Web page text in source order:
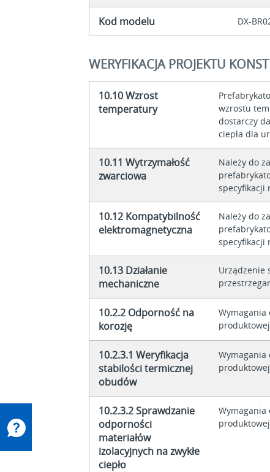
Kod modelu DX-
WERYFIKACJA PROJEKTU
10.10 Wzrost
temperatury
wzrostu
dostarczy
ciepła dla
10.11 Wytrzymałość
zwarciowa
Należy do
specyfikacji
10.12 Kompatybilność
elektromagnetyczna
Należy do
specyfikacji
10.13 Działanie
mechaniczne
Urządzenie
10.2.2 Odporność na
korozję
produktowej
10.2.3.1 Weryfikacja
stabilości termicznej
obudów
produktowej
10.2.3.2 Sprawdzanie
odporności
materiałów
izolacyjnych na zwykłe
ciepło
produktowej